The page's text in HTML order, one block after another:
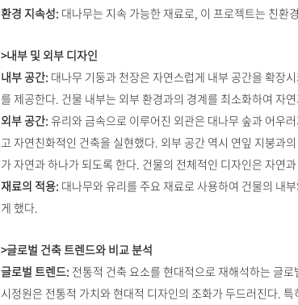
환경 지속성: 대나무는 지속 가능한 재료로, 이 프로젝트는 친환
>내부 및 외부 디자인
내부 공간: 대나무 기둥과 천장은 자연스럽게 내부 공간을 확장
를 제공한다. 건물 내부는 외부 환경과의 경계를 최소화하여 자
외부 공간: 유리와 금속으로 이루어진 외관은 대나무 숲과 어우
고 자연친화적인 건축을 실현했다. 외부 공간 역시 연잎 지붕과
가 자연과 하나가 되도록 한다. 건물의 전체적인 디자인은 자연
재료의 적용: 대나무와 유리를 주요 재료로 사용하여 건물의 내
게 했다.
>글로벌 건축 트렌드와 비교 분석
글로벌 트렌드: 전통적 건축 요소를 현대적으로 재해석하는 글
시정원은 전통적 가치와 현대적 디자인의 조화가 두드러진다.